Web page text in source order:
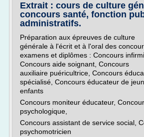
Extrait : cours de culture
concours santé, fonction
administratifs.
Préparation aux épreuves de culture
générale à l'écrit et à l'oral des
examens et diplômes : Concours
Concours aide soignant, Concours
auxiliaire puéricultrice, Concours
spécialisé, Concours éducateur de
enfants
Concours moniteur éducateur,
psychologique,
Concours assistant de service social,
psychomotricien